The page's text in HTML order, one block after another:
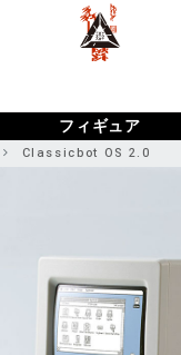
ポーカー アプリ おすす
リ おすすめ
オンライ
フィギュア
Classicbot OS 2.0